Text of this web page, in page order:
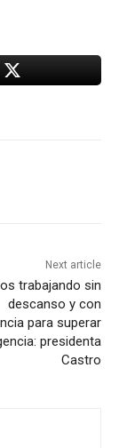
Next article
trabajando sin
descanso y con
para superar
presidenta
Castro